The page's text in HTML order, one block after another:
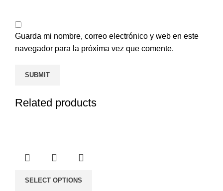
Guarda mi nombre, correo electrónico y web en este
navegador para la próxima vez que comente.
Related products
SELECT OPTIONS